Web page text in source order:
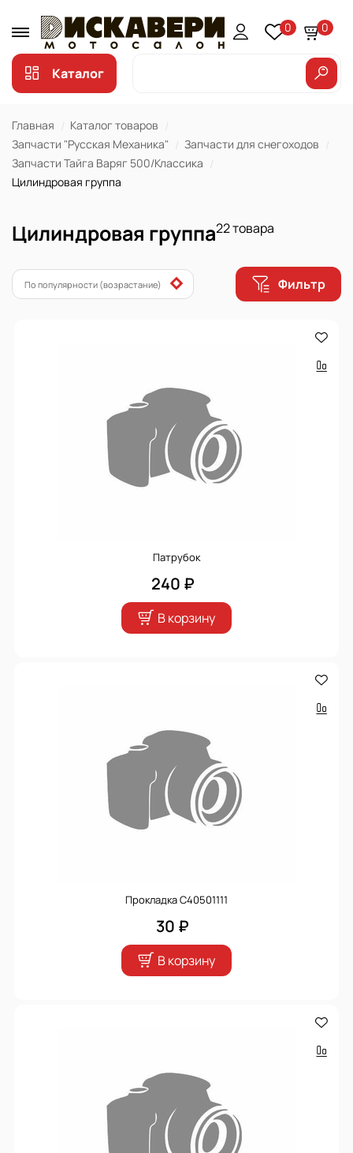
0 0
Каталог
Главная
Каталог товаров
Запчасти "Русская Механика"
Запчасти для снегоходов
Запчасти Тайга Варяг 500/Классика
Цилиндровая группа
Цилиндровая группа22 товара
По популярности (возрастание) Фильтр
Патрубок
240 ₽
В корзину
Прокладка C40501111
30 ₽
В корзину